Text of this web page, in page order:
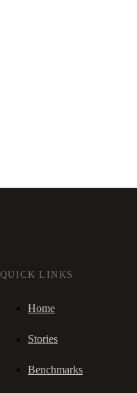
QUICK LINKS
Home
Stories
Benchmarks